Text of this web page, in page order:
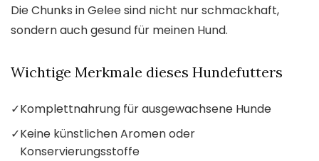
Die Chunks in Gelee sind nicht nur schmackhaft,
sondern auch gesund für meinen Hund.
Wichtige Merkmale dieses Hundefutters
✓Komplettnahrung für ausgewachsene Hunde
✓Keine künstlichen Aromen oder
Konservierungsstoffe